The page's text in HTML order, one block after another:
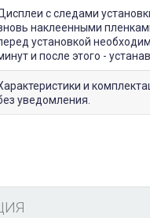
с следами
наклеенными
установкой
и после этого -
и
уведомления.